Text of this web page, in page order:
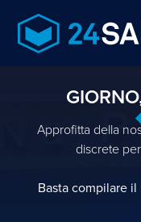
Approfitta della
discrete
Basta compilare